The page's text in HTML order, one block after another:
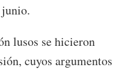
junio.
lusos se hicieron
cuyos argumentos